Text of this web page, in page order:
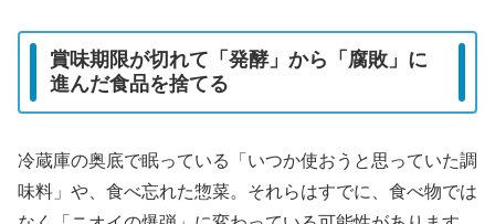
賞味期限が切れて「発酵」から「腐敗」に
進んだ食品を捨てる
冷蔵庫の奥底で眠っている「いつか使おうと思っていた調
味料」や、食べ忘れた惣菜。それらはすでに、食べ物では